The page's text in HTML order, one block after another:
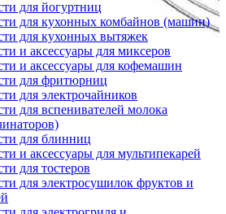
для йогуртниц
для кухонных комбайнов (машин)
для кухонных вытяжек
и аксессуары для миксеров
и аксессуары для кофемашин
для фритюрниц
для электрочайников
для вспенивателей молока
для блинниц
и аксессуары для мультипекарей
для тостеров
для электросушилок фруктов и